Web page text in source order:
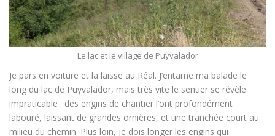
Le lac et le village de Puyvalador
Je pars en voiture et la laisse au Réal. J’entame ma balade le
long du lac de Puyvalador, mais très vite le sentier se révèle
impraticable : des engins de chantier l’ont profondément
labouré, laissant de grandes ornières, et une tranchée court au
milieu du chemin. Plus loin, je dois longer les engins qui